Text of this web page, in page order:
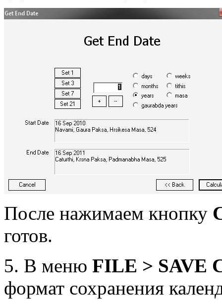
После нажимаем кнопку
готов.
5. В меню FILE > SAVE
формат сохранения